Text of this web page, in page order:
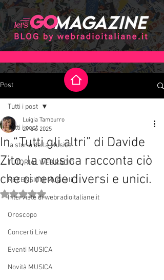
Post
Tutti i post
la storia della Musica
TUTORIAL WEB RADIO
RECENSIONI Musicali
Interviste di webradioitaliane.it
Oroscopo
Concerti Live
Eventi MUSICA
Novità MUSICA
Tutti i post
In “Tutti gli altri” di Davide
Zito, la musica racconta ciò
che ci rende diversi e unici.
Luigia Tamburro
29 dic 2025
Valutazione NaN stelle su 5.